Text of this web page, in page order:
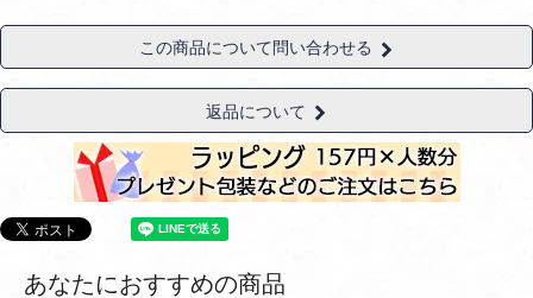
この商品について問い合わせる
返品について
あなたにおすすめの商品